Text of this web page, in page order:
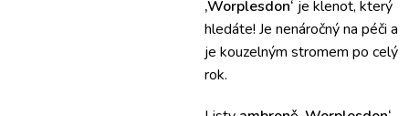
‚Worplesdon‘ je klenot, který
hledáte! Je nenáročný na péči a
je kouzelným stromem po celý
rok.